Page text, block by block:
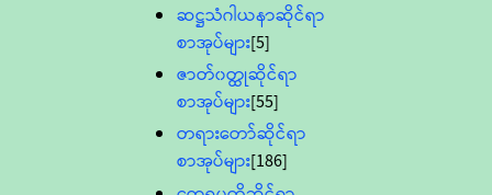
ဆဋ္ဌသံဂါယနာဆိုင်ရာ
စာအုပ်များ[5]
ဇာတ်၀တ္ထုဆိုင်ရာ
စာအုပ်များ[55]
တရားတော်ဆိုင်ရာ
စာအုပ်များ[186]